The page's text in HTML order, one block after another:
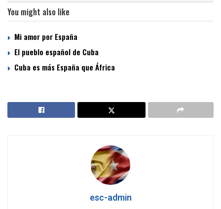
You might also like
Mi amor por España
El pueblo español de Cuba
Cuba es más España que África
esc-admin